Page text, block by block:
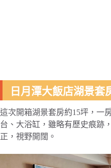
日月潭大飯店湖景套
這次開箱湖景套房約15坪，一
台、大浴缸，雖略有歷史痕跡
正，視野開闊。